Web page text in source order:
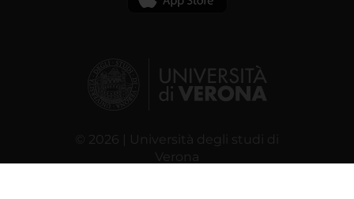
© 2026 | Università degli studi di
Verona